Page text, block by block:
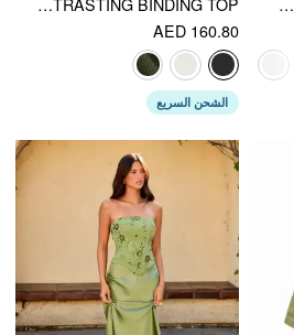
AED 160.80
الشحن السريع